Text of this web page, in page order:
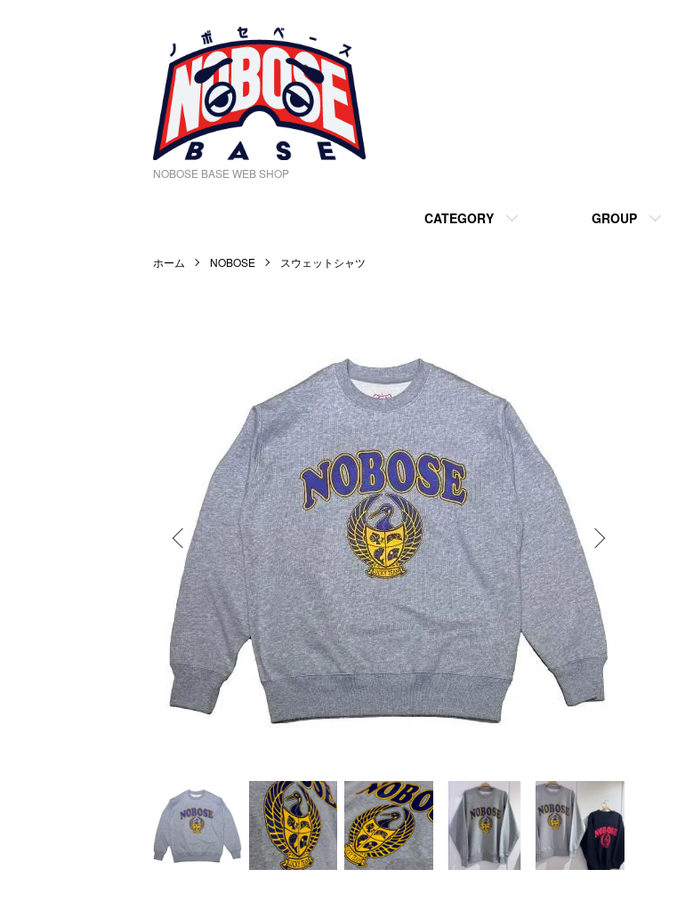
NOBOSE BASE WEB SHOP
CATEGORY GROUP
ホーム NOBOSE スウェットシャツ